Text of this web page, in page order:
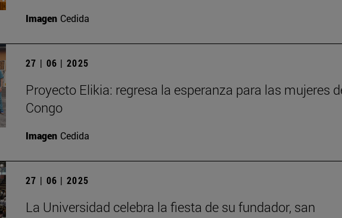
Imagen Cedida
27 | 06 | 2025
Proyecto Elikia: regresa la esperanza para las mujeres
Congo
Imagen Cedida
27 | 06 | 2025
La Universidad celebra la fiesta de su fundador, san